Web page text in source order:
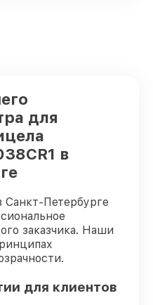
для
в
Петербурге
заказчика. Наши
для клиентов